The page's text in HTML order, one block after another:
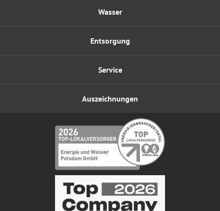
Wasser
Entsorgung
Service
Auszeichnungen